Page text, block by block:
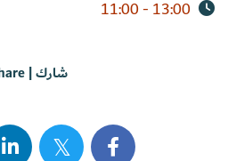
13:00 - 11:00
شارك | Share